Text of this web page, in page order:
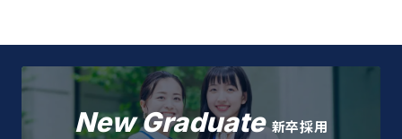
New Graduate 新卒採用